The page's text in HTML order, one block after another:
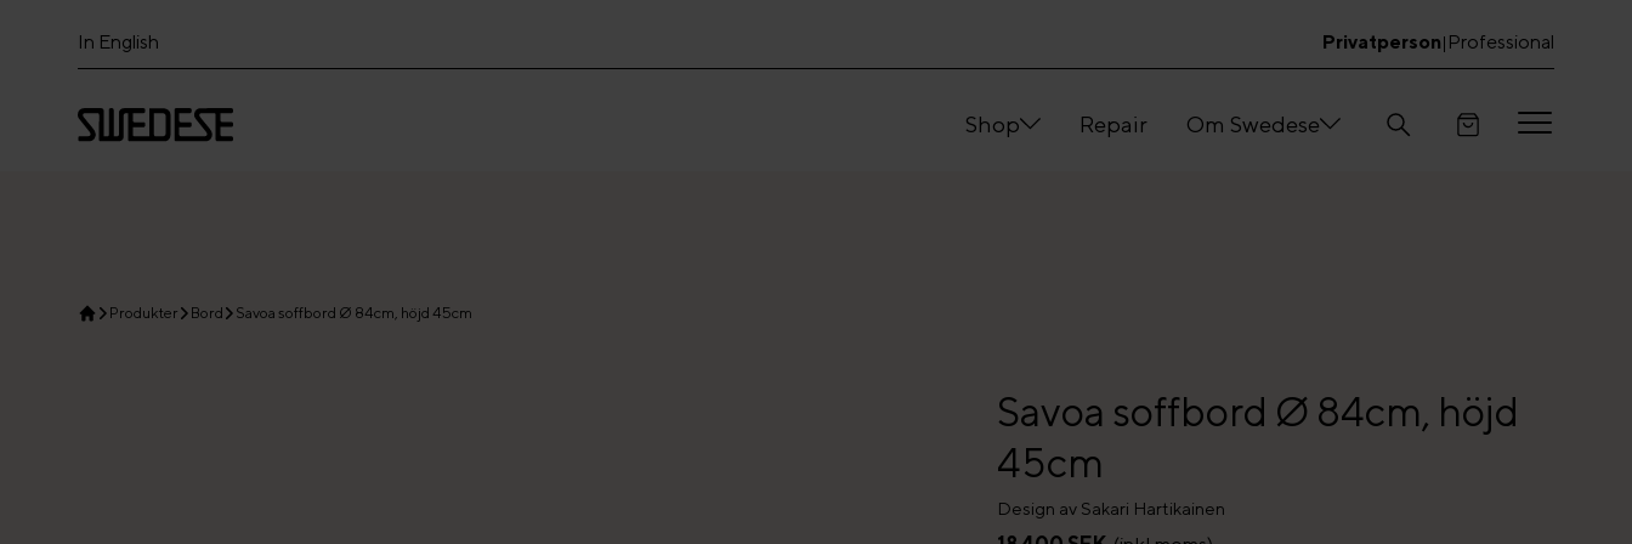
In English Privatperson| Professional
Shop Repair Om Swedese
Produkter Bord Savoa soffbord Ø 84cm, höjd 45cm
Savoa soffbord Ø 84cm, höjd
45cm
Design av Sakari Hartikainen